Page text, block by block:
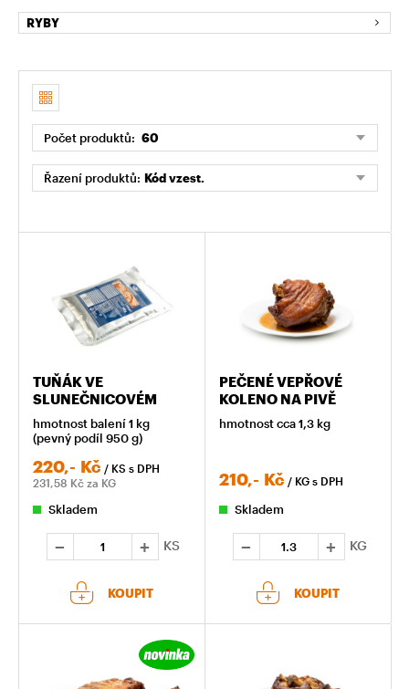
RYBY
Počet produktů: 60
Řazení produktů: Kód vzest.
TUŇÁK VE
SLUNEČNICOVÉM
OLEJI
hmotnost balení 1 kg
(pevný podíl 950 g)
220,- Kč / KS s DPH
231,58 Kč za KG
Skladem
KS
KOUPIT
PEČENÉ VEPŘOVÉ
KOLENO NA PIVĚ
hmotnost cca 1,3 kg
210,- Kč / KG s DPH
Skladem
KG
KOUPIT